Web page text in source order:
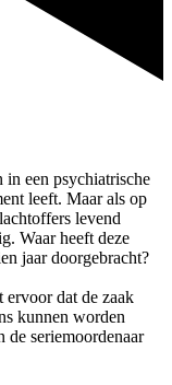
in een psychiatrische
leeft. Maar als op
levend
Waar heeft deze
jaar doorgebracht?
ervoor dat de zaak
kunnen worden
de seriemoordenaar